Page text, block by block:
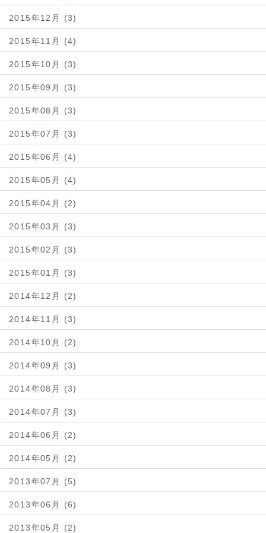
2015年12月 (3)
2015年11月 (4)
2015年10月 (3)
2015年09月 (3)
2015年08月 (3)
2015年07月 (3)
2015年06月 (4)
2015年05月 (4)
2015年04月 (2)
2015年03月 (3)
2015年02月 (3)
2015年01月 (3)
2014年12月 (2)
2014年11月 (3)
2014年10月 (2)
2014年09月 (3)
2014年08月 (3)
2014年07月 (3)
2014年06月 (2)
2014年05月 (2)
2013年07月 (5)
2013年06月 (6)
2013年05月 (2)